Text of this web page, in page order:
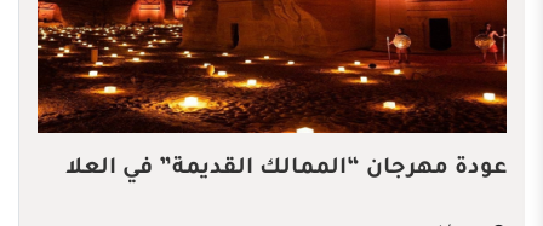
عودة مهرجان “الممالك القديمة” في العلا